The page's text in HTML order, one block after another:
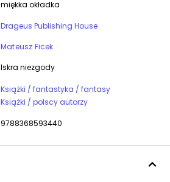
miękka okładka
Drageus Publishing House
Mateusz Ficek
Iskra niezgody
Książki / fantastyka / fantasy
Książki / polscy autorzy
9788368593440